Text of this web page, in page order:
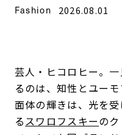
Fashion 2026.08.01
芸人・ヒコロヒー。
るのは、知性とユー
面体の輝きは、光を
るスワロフスキーの